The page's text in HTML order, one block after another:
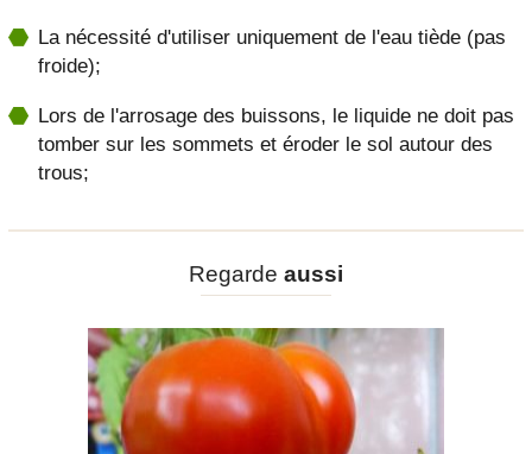
La nécessité d'utiliser uniquement de l'eau tiède (pas
froide);
Lors de l'arrosage des buissons, le liquide ne doit pas
tomber sur les sommets et éroder le sol autour des
trous;
Regarde aussi